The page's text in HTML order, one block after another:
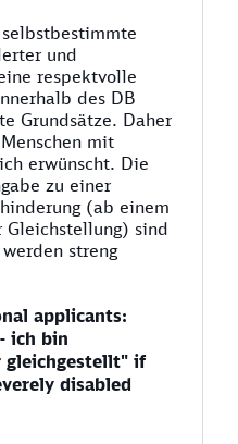
und
respektvolle
des DB
Grundsätze. Daher
mit
erwünscht. Die
zu einer
(ab einem
Gleichstellung) sind
streng
applicants:
ich bin
gleichgestellt" if
disabled